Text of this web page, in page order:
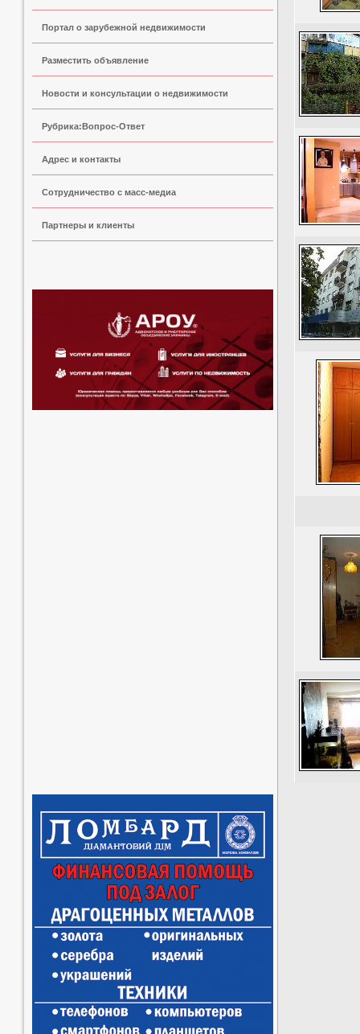
Портал о зарубежной недвижимости
Разместить объявление
Новости и консультации о недвижимости
Рубрика:Вопрос-Ответ
Адрес и контакты
Сoтрудничество с масс-медиа
Партнеры и клиенты